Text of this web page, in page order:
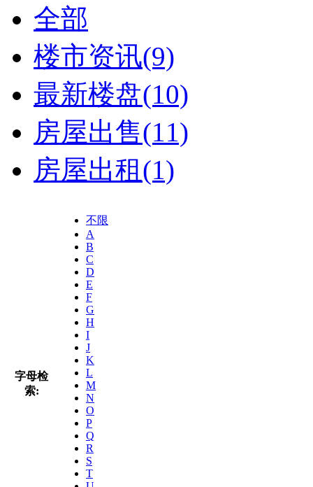
全部
楼市资讯(9)
最新楼盘(10)
房屋出售(11)
房屋出租(1)
字母检
索:
不限
A
B
C
D
E
F
G
H
I
J
K
L
M
N
O
P
Q
R
S
T